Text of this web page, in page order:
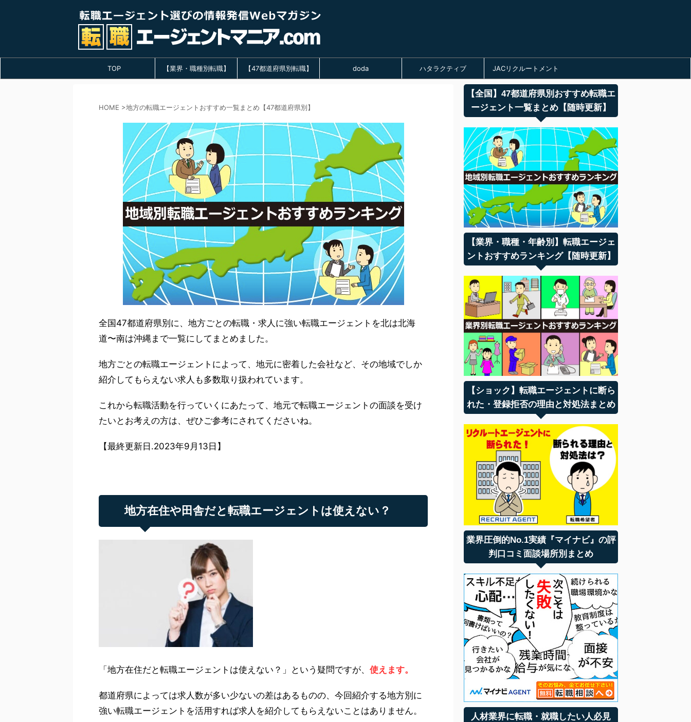
TOP 【業界・職種別転職】 【47都道府県別転職】 doda ハタラクティブ JACリクルートメント
HOME >地方の転職エージェントおすすめ一覧まとめ【47都道府県別】
全国47都道府県別に、地方ごとの転職・求人に強い転職エージェントを北は北海
道〜南は沖縄まで一覧にしてまとめました。
地方ごとの転職エージェントによって、地元に密着した会社など、その地域でしか
紹介してもらえない求人も多数取り扱われています。
これから転職活動を行っていくにあたって、地元で転職エージェントの面談を受け
たいとお考えの方は、ぜひご参考にされてくださいね。
【最終更新日.2023年9月13日】
地方在住や田舎だと転職エージェントは使えない？
「地方在住だと転職エージェントは使えない？」という疑問ですが、 使えます。
都道府県によっては求人数が多い少ないの差はあるものの、今回紹介する地方別に
強い転職エージェントを活用すれば求人を紹介してもらえないことはありません。
【全国】47都道府県別おすすめ転職エ
ージェント一覧まとめ【随時更新】
【業界・職種・年齢別】転職エージェ
ントおすすめランキング【随時更新】
【ショック】転職エージェントに断ら
れた・登録拒否の理由と対処法まとめ
業界圧倒的No.1実績『マイナビ』の評
判口コミ面談場所別まとめ
人材業界に転職・就職したい人必見